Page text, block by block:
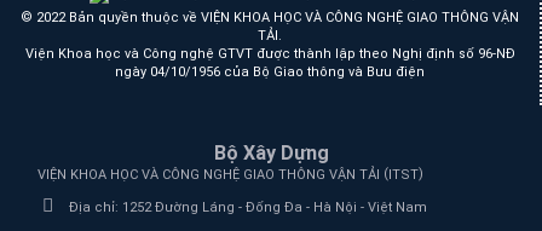
© 2022 Bản quyền thuộc về VIỆN KHOA HỌC VÀ CÔNG NGHỆ GIAO THÔNG VẬN
TẢI.
Viện Khoa học và Công nghệ GTVT được thành lập theo Nghị định số 96-NĐ
ngày 04/10/1956 của Bộ Giao thông và Bưu điện
Bộ Xây Dựng
VIỆN KHOA HỌC VÀ CÔNG NGHỆ GIAO THÔNG VẬN TẢI (ITST)
Địa chỉ: 1252 Đường Láng - Đống Đa - Hà Nội - Việt Nam